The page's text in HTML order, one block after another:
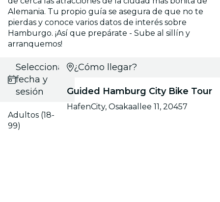
Alemania. Tu propio guía se asegura de que no te
pierdas y conoce varios datos de interés sobre
Hamburgo. ¡Así que prepárate - Sube al sillín y
arranquemos!
Selecciona
fecha y
sesión
Adultos (18-
99)
¿Cómo llegar?
Guided Hamburg City Bike Tour
HafenCity, Osakaallee 11, 20457